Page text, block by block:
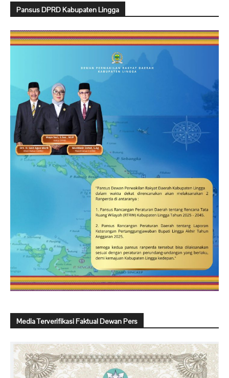
Pansus DPRD Kabupaten Lingga
Media Terverifikasi Faktual Dewan Pers